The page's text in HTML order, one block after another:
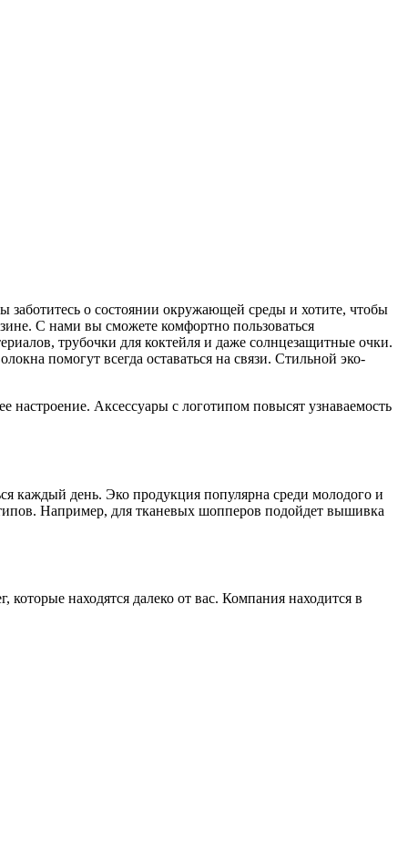
заботитесь о состоянии окружающей среды и хотите, чтобы
С нами вы сможете комфортно пользоваться
трубочки для коктейля и даже солнцезащитные очки.
помогут всегда оставаться на связи. Стильной эко-
Аксессуары с логотипом повысят узнаваемость
каждый день. Эко продукция популярна среди молодого и
Например, для тканевых шопперов подойдет вышивка
находятся далеко от вас. Компания находится в